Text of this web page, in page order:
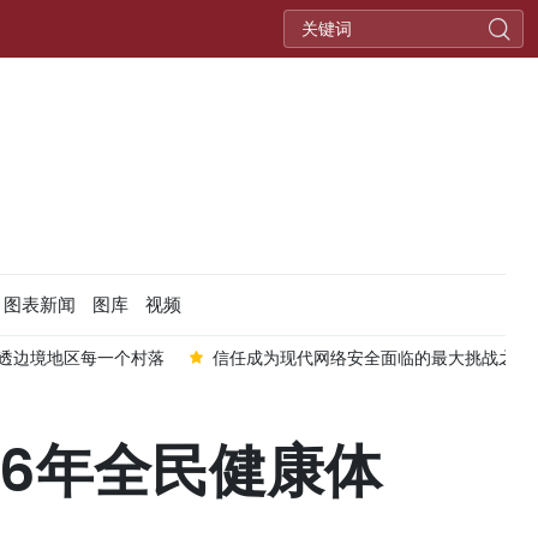
图表新闻 图库 视频
边境地区每一个村落 信任成为现代网络安全面临的最大挑战之一
年全民健康体